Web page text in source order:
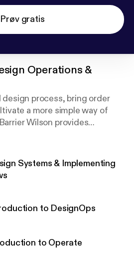
Prøv gratis
Operations &
process, bring order
a more simple way of
Wilson provides
designers and design
podcast:
Systems & Implementing
to DesignOps
to Operate